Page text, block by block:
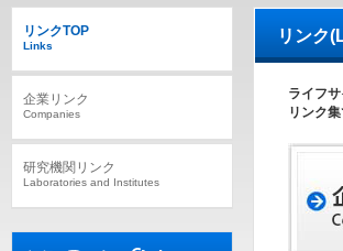
リンク
ライフ
リンク
リンクTOP
Links
企業リンク
Companies
研究機関リンク
Laboratories and Institutes